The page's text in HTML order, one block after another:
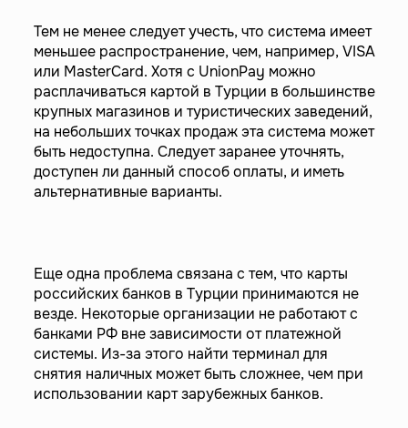
Тем не менее следует учесть, что система имеет
меньшее распространение, чем, например, VISA
или MasterCard. Хотя с UnionPay можно
расплачиваться картой в Турции в большинстве
крупных магазинов и туристических заведений,
на небольших точках продаж эта система может
быть недоступна. Следует заранее уточнять,
доступен ли данный способ оплаты, и иметь
альтернативные варианты.
Еще одна проблема связана с тем, что карты
российских банков в Турции принимаются не
везде. Некоторые организации не работают с
банками РФ вне зависимости от платежной
системы. Из-за этого найти терминал для
снятия наличных может быть сложнее, чем при
использовании карт зарубежных банков.